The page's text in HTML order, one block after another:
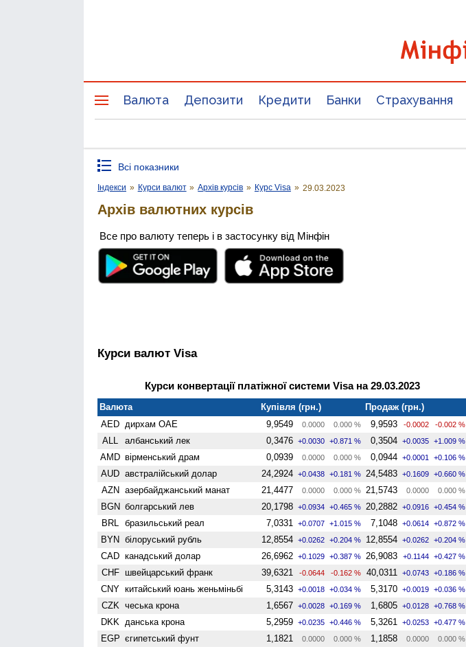
Валюта Депозити Кредити Банки Страхування
Всі показники
Індекси » Курси валют » Архів курсів » Курс Visa » 29.03.2023
Архів валютних курсів
Все про валюту теперь і в застосунку від Мінфін
Курси валют Visa
Курси конвертації платіжної системи Visa на 29.03.2023
Валюта Купівля (грн.)
Продаж (грн.)
AED дирхам ОАЕ 9,9549 0.0000 0.000 % 9,9593 -0.0002 -0.002 %
ALL албанський лек 0,3476 +0.0030 +0.871 % 0,3504 +0.0035 +1.009 %
AMD вiрменський драм 0,0939 0.0000 0.000 % 0,0944 +0.0001 +0.106 %
AUD австралійський долар 24,2924 +0.0438 +0.181 % 24,5483 +0.1609 +0.660 %
AZN азербайджанський манат 21,4477 0.0000 0.000 % 21,5743 0.0000 0.000 %
BGN болгарський лев 20,1798 +0.0934 +0.465 % 20,2882 +0.0916 +0.454 %
BRL бразильський реал 7,0331 +0.0707 +1.015 % 7,1048 +0.0614 +0.872 %
BYN білоруський рубль 12,8554 +0.0262 +0.204 % 12,8554 +0.0262 +0.204 %
CAD канадський долар 26,6962 +0.1029 +0.387 % 26,9083 +0.1144 +0.427 %
CHF швейцарський франк 39,6321 -0.0644 -0.162 % 40,0311 +0.0743 +0.186 %
CNY китайський юань женьмiньбi 5,3143 +0.0018 +0.034 % 5,3170 +0.0019 +0.036 %
CZK чеська крона 1,6567 +0.0028 +0.169 % 1,6805 +0.0128 +0.768 %
DKK данська крона 5,2959 +0.0235 +0.446 % 5,3261 +0.0253 +0.477 %
EGP єгипетський фунт 1,1821 0.0000 0.000 % 1,1858 0.0000 0.000 %